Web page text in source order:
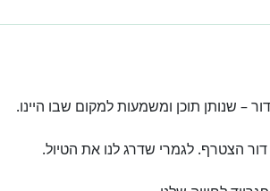
– שנותן תוכן ומשמעות למקום שבו היינו.
הצטרף. לגמרי שדרג לנו את הטיול.